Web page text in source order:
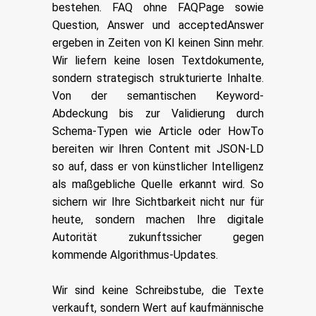
bestehen. FAQ ohne FAQPage sowie
Question, Answer und acceptedAnswer
ergeben in Zeiten von KI keinen Sinn mehr.
Wir liefern keine losen Textdokumente,
sondern strategisch strukturierte Inhalte.
Von der semantischen Keyword-
Abdeckung bis zur Validierung durch
Schema-Typen wie Article oder HowTo
bereiten wir Ihren Content mit JSON-LD
so auf, dass er von künstlicher Intelligenz
als maßgebliche Quelle erkannt wird. So
sichern wir Ihre Sichtbarkeit nicht nur für
heute, sondern machen Ihre digitale
Autorität zukunftssicher gegen
kommende Algorithmus-Updates.
Wir sind keine Schreibstube, die Texte
verkauft, sondern Wert auf kaufmännische